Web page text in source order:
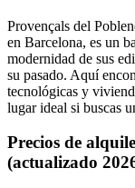
Provençals del
en Barcelona, es un
modernidad de sus
su pasado. Aquí
tecnológicas y
lugar ideal si buscas
Precios de
(actualizado